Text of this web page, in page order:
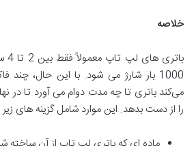
خلاصه
1000 بار شارژ می شود. با این حال، چند
می‌کند باتری تا چه مدت دوام می ‌آورد تا در
را از دست بدهد. این موارد شامل گزینه های